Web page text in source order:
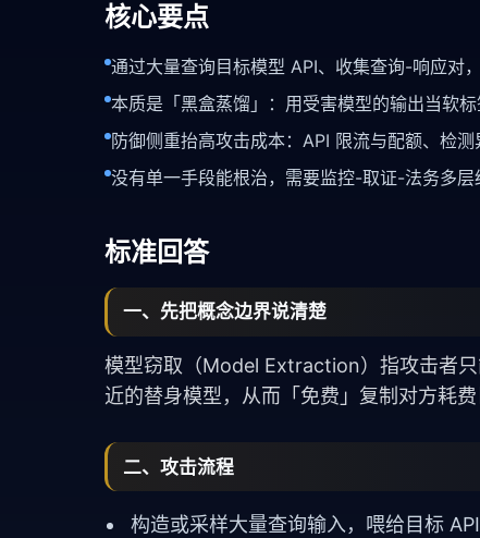
核心要点
通过大量查询目标模型 API、收集查询-响应对
本质是「黑盒蒸馏」：用受害模型的输出当软
防御侧重抬高攻击成本：API 限流与配额、检
没有单一手段能根治，需要监控-取证-法务多层
标准回答
一、先把概念边界说清楚
模型窃取（Model Extraction）指攻击者
近的替身模型，从而「免费」复制对方耗
二、攻击流程
构造或采样大量查询输入，喂给目标 API